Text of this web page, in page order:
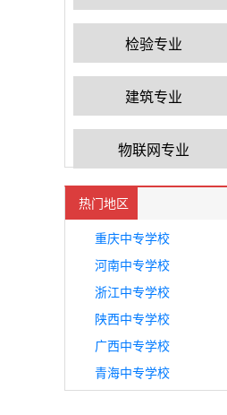
检验专业
建筑专业
物联网专业
热门地区
重庆中专学校
河南中专学校
浙江中专学校
陕西中专学校
广西中专学校
青海中专学校